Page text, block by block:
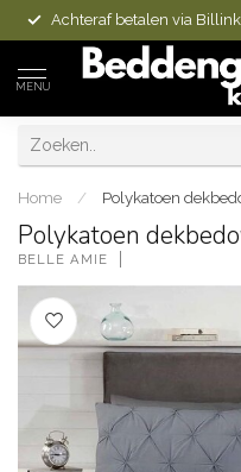
Achteraf betalen via Billink
MENU
Home / Polykatoen
Polykatoen
BELLE AMIE